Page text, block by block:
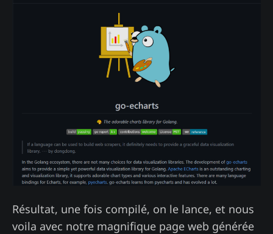
Résultat, une fois compilé, on le lance, et nous
voila avec notre magnifique page web générée